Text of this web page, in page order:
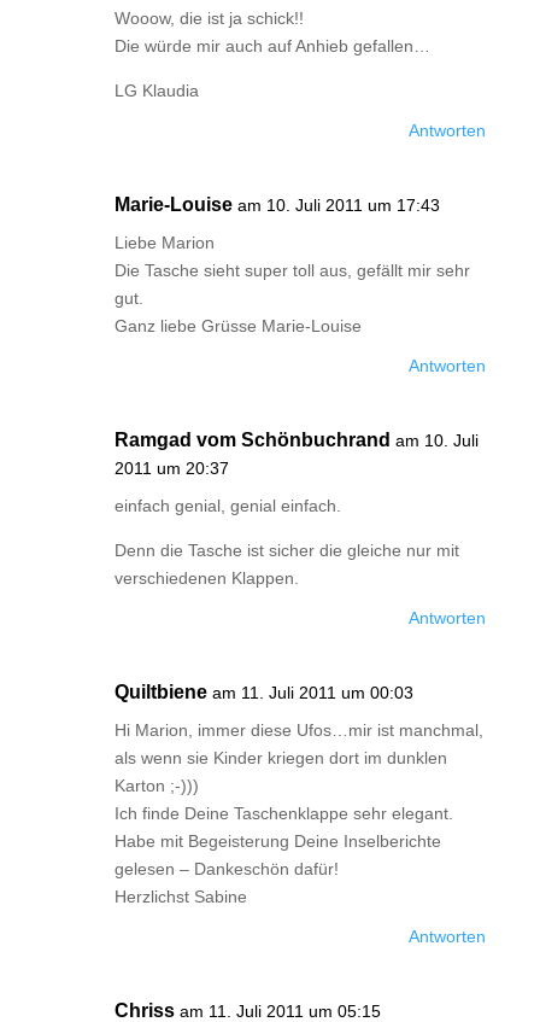
Wooow, die ist ja schick!!
Die würde mir auch auf Anhieb gefallen…
LG Klaudia
Antworten
Marie-Louise am 10. Juli 2011 um 17:43
Liebe Marion
Die Tasche sieht super toll aus, gefällt mir sehr
gut.
Ganz liebe Grüsse Marie-Louise
Antworten
Ramgad vom Schönbuchrand am 10. Juli
2011 um 20:37
einfach genial, genial einfach.
Denn die Tasche ist sicher die gleiche nur mit
verschiedenen Klappen.
Antworten
Quiltbiene am 11. Juli 2011 um 00:03
Hi Marion, immer diese Ufos…mir ist manchmal,
als wenn sie Kinder kriegen dort im dunklen
Karton ;-)))
Ich finde Deine Taschenklappe sehr elegant.
Habe mit Begeisterung Deine Inselberichte
gelesen – Dankeschön dafür!
Herzlichst Sabine
Antworten
Chriss am 11. Juli 2011 um 05:15